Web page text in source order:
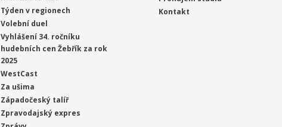
Týden v regionech
Volební duel
Vyhlášení 34. ročníku
hudebních cen Žebřík za rok
2025
WestCast
Za ušima
Západočeský talíř
Zpravodajský expres
Kontakt